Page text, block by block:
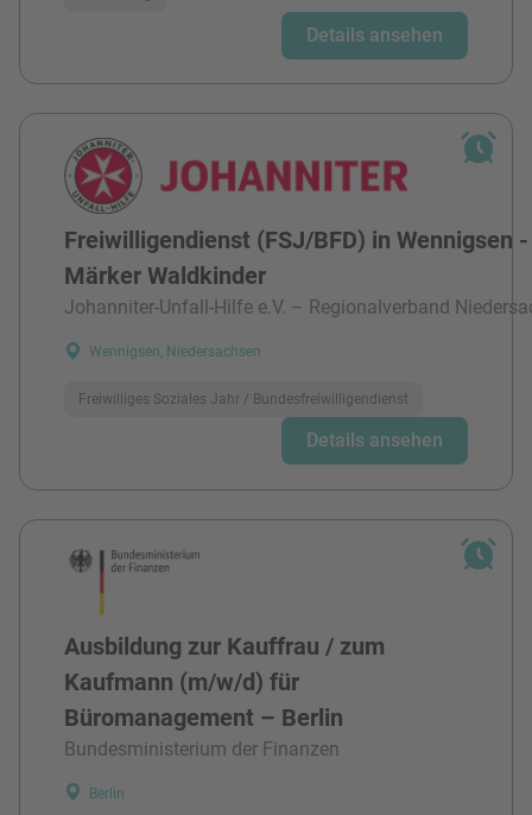
Details ansehen
Freiwilligendienst (FSJ/BFD) in Wennigsen
Märker Waldkinder
Johanniter-Unfall-Hilfe e.V. – Regionalverband
Wennigsen, Niedersachsen
Freiwilliges Soziales Jahr / Bundesfreiwilligendienst
Details ansehen
Ausbildung zur Kauffrau / zum
Kaufmann (m/w/d) für
Büromanagement – Berlin
Bundesministerium der Finanzen
Berlin